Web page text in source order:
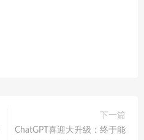
下一篇
ChatGPT喜迎大升级：终于能